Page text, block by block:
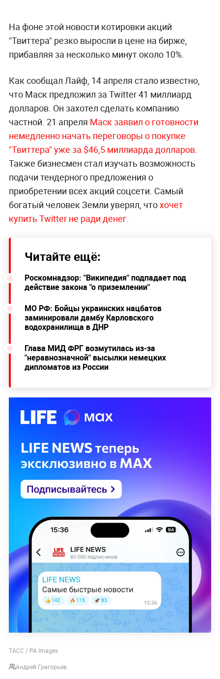
На фоне этой новости котировки акций
"Твиттера" резко выросли в цене на бирже,
прибавляя за несколько минут около 10%.
Как сообщал Лайф, 14 апреля стало известно,
что Маск предложил за Twitter 41 миллиард
долларов. Он захотел сделать компанию
частной. 21 апреля Маск заявил о готовности
немедленно начать переговоры о покупке
"Твиттера" уже за $46,5 миллиарда долларов.
Также бизнесмен стал изучать возможность
подачи тендерного предложения о
приобретении всех акций соцсети. Самый
богатый человек Земли уверял, чтохочет
купить Twitter не ради денег.
Читайте ещё:
Роскомнадзор: "Википедия" подпадает под
действие закона "о приземлении"
МО РФ: Бойцы украинских нацбатов
заминировали дамбу Карловского
водохранилища в ДНР
Глава МИД ФРГ возмутилась из-за
"неравнозначной" высылки немецких
дипломатов из России
ТАСС / PA Images
Андрей Григорьев